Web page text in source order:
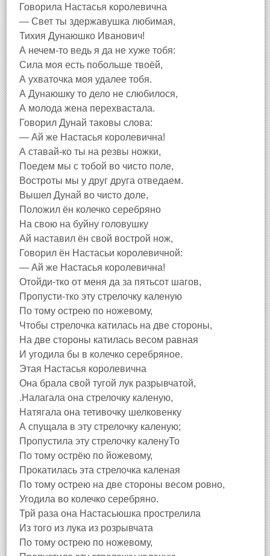
Говорила Настасья королевична
— Свет ты здержавушка любимая,
Тихия Дунаюшко Иванович!
А нечем-то ведь я да не хуже тобя:
Сила моя есть побольше твоёй,
А ухваточка моя удалее тобя.
А Дунаюшку то дело не слюбилося,
А молода жена перехвастала.
Говорил Дунай таковы слова:
— Ай же Настасья королевична!
А ставай-ко ты на резвы ножки,
Поедем мы с тобой во чисто поле,
Востроты мы у друг друга отведаем.
Вышел Дунай во чисто доле,
Положил ён колечко серебряно
На свою на буйну головушку
Ай наставил ён свой вострой нож,
Говорил ён Настасьи королевичной:
— Ай же Настасья королевична!
Отойди-тко от меня да за пятьсот шагов,
Пропусти-тко эту стрелочку каленую
По тому острею по ножевому,
Чтобы стрелочка катилась на две стороны,
На две стороны катилась весом равная
И угодила бы в колечко серебряное.
Этая Настасья королевична
Она брала свой тугой лук разрывчатой,
.Налагала она стрелочку каленую,
Натягала она тетивочку шелковенку
А спущала в эту стрелочку каленую;
Пропустила эту стрелочку каленуТо
По тому острёю по йожевому,
Прокатилась эта стрелочка каленая
По тому острею на две стороны весом ровно,
Угодила во колечко серебряно.
Трй раза она Настасьюшка прострелила
Из того из лука из розрывчата
По тому острею по ножевому,